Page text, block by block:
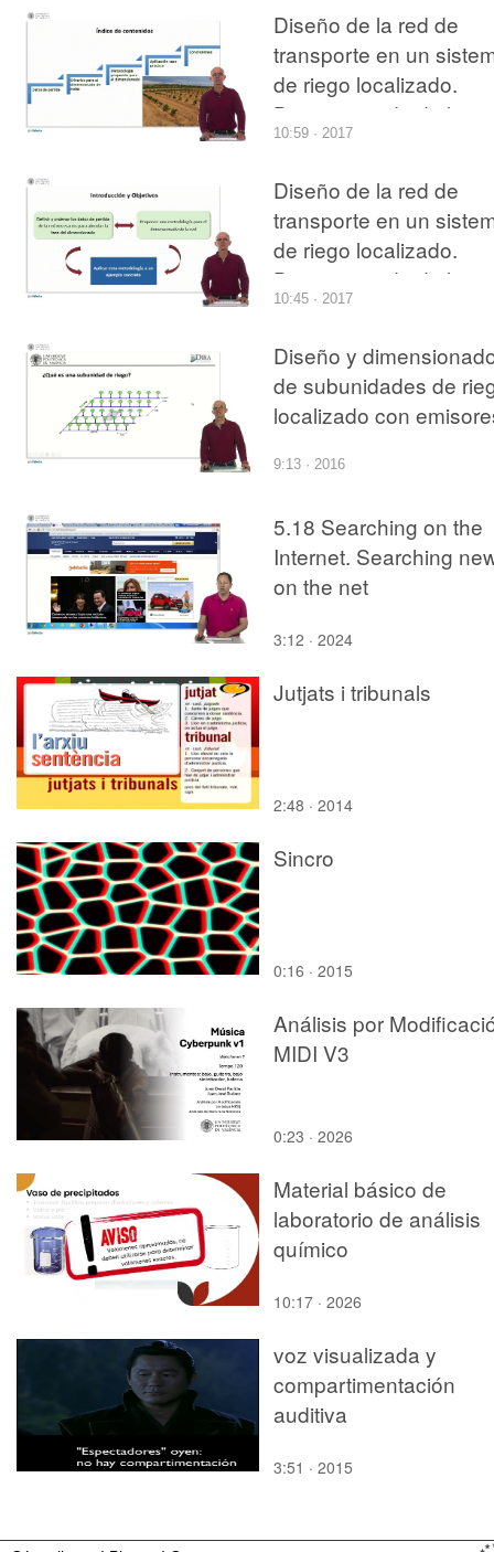
la red de transporte
Diseño de la red de
transporte en un
de riego localizado.
Dimensionado de la
con bombeo
10:59 · 2017
Diseño de la red de
transporte en un
de riego localizado.
Dimensionado de la
desde un hidrante
10:45 · 2017
Diseño y
de subunidades de
localizado con
utilizando la aplicación
9:13 · 2016
5.18 Searching on the
Internet. Searching
on the net
3:12 · 2024
Jutjats i tribunals
2:48 · 2014
Sincro
0:16 · 2015
Análisis por
MIDI V3
0:23 · 2026
Material básico de
laboratorio de análisis
químico
10:17 · 2026
voz visualizada y
compartimentación
auditiva
3:51 · 2015